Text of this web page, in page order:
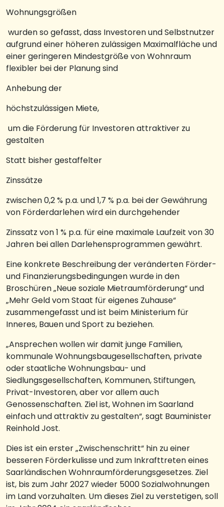
Wohnungsgrößen
wurden so gefasst, dass Investoren und Selbstnutzer
aufgrund einer höheren zulässigen Maximalfläche und
einer geringeren Mindestgröße von Wohnraum
flexibler bei der Planung sind
Anhebung der
höchstzulässigen Miete,
um die Förderung für Investoren attraktiver zu
gestalten
Statt bisher gestaffelter
Zinssätze
zwischen 0,2 % p.a. und 1,7 % p.a. bei der Gewährung
von Förderdarlehen wird ein durchgehender
Zinssatz von 1 % p.a. für eine maximale Laufzeit von 30
Jahren bei allen Darlehensprogrammen gewährt.
Eine konkrete Beschreibung der veränderten Förder-
und Finanzierungsbedingungen wurde in den
Broschüren „Neue soziale Mietraumförderung“ und
„Mehr Geld vom Staat für eigenes Zuhause“
zusammengefasst und ist beim Ministerium für
Inneres, Bauen und Sport zu beziehen.
„Ansprechen wollen wir damit junge Familien,
kommunale Wohnungsbaugesellschaften, private
oder staatliche Wohnungsbau- und
Siedlungsgesellschaften, Kommunen, Stiftungen,
Privat-Investoren, aber vor allem auch
Genossenschaften. Ziel ist, Wohnen im Saarland
einfach und attraktiv zu gestalten“, sagt Bauminister
Reinhold Jost.
Dies ist ein erster „Zwischenschritt“ hin zu einer
besseren Förderkulisse und zum Inkrafttreten eines
Saarländischen Wohnraumförderungsgesetzes. Ziel
ist, bis zum Jahr 2027 wieder 5000 Sozialwohnungen
im Land vorzuhalten. Um dieses Ziel zu verstetigen, soll